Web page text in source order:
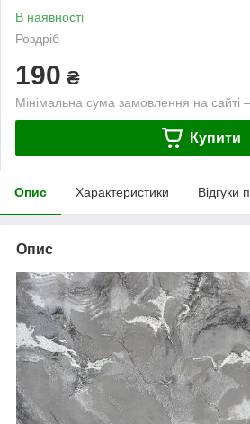
В наявності
Роздріб
190 ₴
Мінімальна сума замовлення на сайті
Купити
Опис Характеристики Відгуки
Опис